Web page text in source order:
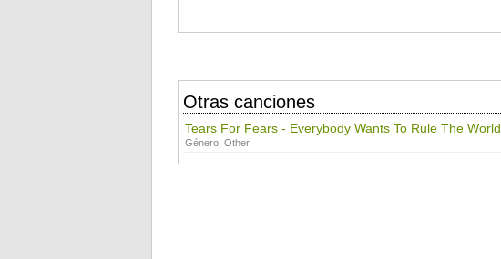
Otras canciones
Tears For Fears - Everybody Wants To Rule The World
Género: Other